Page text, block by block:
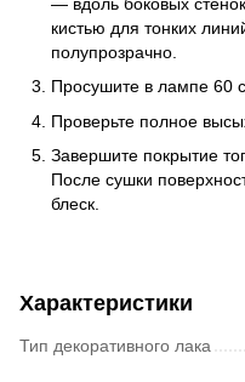
кистью для тонких
полупрозрачно.
Просушите в лампе 60
Проверьте полное
Завершите покрытие
После сушки
блеск.
Характеристики
Тип декоративного лака